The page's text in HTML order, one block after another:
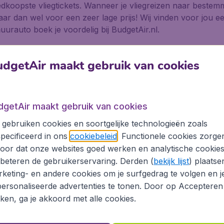
vliegtickets. Wanneer je vliegreizen naar
dan wel voor een zeer lage prijs! Wij vinden voor jou
boek je voordelig bij BudgetAir.nl.
BudgetAir.nl
alle bekende low-cost airlines, maar ook van alle
een realtime overzicht zie je de goedkoopste
je budget, zodat reizen een vast onderdeel van je leven
alleen
vliegtickets, maar ook voor stedentrips en vele
je desgewenst bij het kiezen, reserveren en
het antwoord op al je vragen over je boeking.
maakt gebruik van cookies
maakt gebruik van cookies
gebruiken cookies en soortgelijke technologieën zoals
in ons cookiebeleid. Functionele cookies
dat onze websites goed werken en analytische cookies
de gebruikerservaring. Derden (bekijk lijst)
en andere cookies om je surfgedrag te volgen en
advertenties te tonen. Door op
ga je akkoord met alle cookies.